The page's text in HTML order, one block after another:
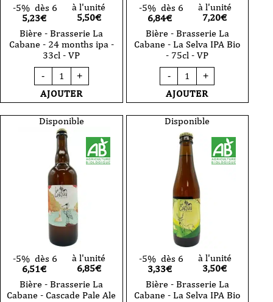
-5% dès 6
5,23€
à l'unité
5,50€
Bière - Brasserie La
Cabane - 24 months ipa -
33cl - VP
-
quantité
de
Bière
-
La
Cabane
24
months
ipa
-
33cl
-
VP
+
AJOUTER
-5% dès 6
6,84€
à l'unité
7,20€
Bière - Brasserie La
Cabane - La Selva IPA Bio
- 75cl - VP
-
quantité
de
Bière
-
La
Cabane
-
La
Selva
IPA
Bio
-
75cl
-
VP
+
AJOUTER
Disponible
-5% dès 6
6,51€
à l'unité
6,85€
Bière - Brasserie La
Cabane - Cascade Pale Ale
Disponible
-5% dès 6
3,33€
à l'unité
3,50€
Bière - Brasserie La
Cabane - La Selva IPA Bio